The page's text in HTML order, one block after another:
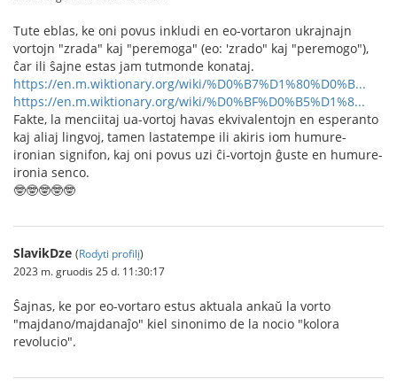
Tute eblas, ke oni povus inkludi en eo-vortaron ukrajnajn
vortojn "zrada" kaj "peremoga" (eo: 'zrado" kaj "peremogo"),
ĉar ili ŝajne estas jam tutmonde konataj.
https://en.m.wiktionary.org/wiki/%D0%B7%D1%80%D0%B...
https://en.m.wiktionary.org/wiki/%D0%BF%D0%B5%D1%8...
Fakte, la menciitaj ua-vortoj havas ekvivalentojn en esperanto
kaj aliaj lingvoj, tamen lastatempe ili akiris iom humure-
ironian signifon, kaj oni povus uzi ĉi-vortojn ĝuste en humure-
ironia senco.
🤓🤓🤓🤓🤓
SlavikDze (Rodyti profilį)
2023 m. gruodis 25 d. 11:30:17
Ŝajnas, ke por eo-vortaro estus aktuala ankaŭ la vorto
"majdano/majdanaĵo" kiel sinonimo de la nocio "kolora
revolucio".